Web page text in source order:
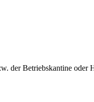
der Betriebskantine